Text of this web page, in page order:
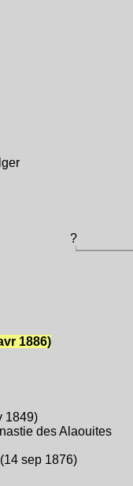
?
1886)
1849)
des Alaouites
(14 sep 1876)